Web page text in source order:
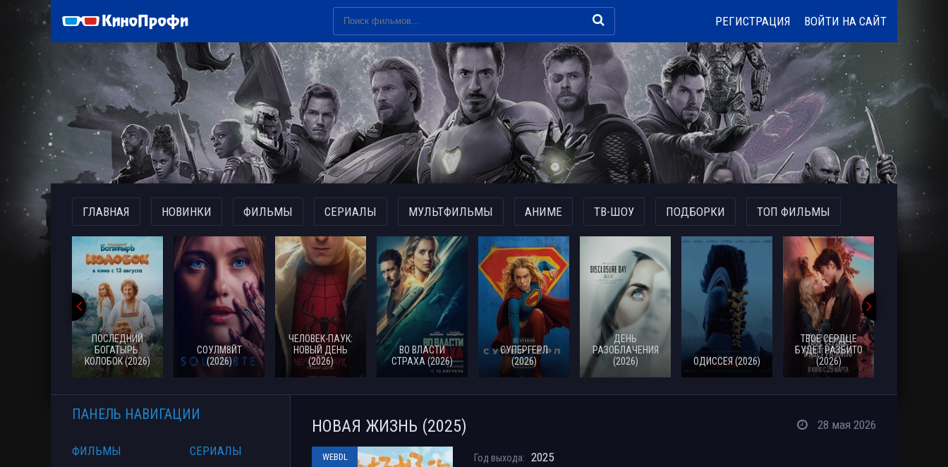
РЕГИСТРАЦИЯ ВОЙТИ НА САЙТ
ГЛАВНАЯ НОВИНКИ ФИЛЬМЫ СЕРИАЛЫ МУЛЬТФИЛЬМЫ АНИМЕ ТВ-ШОУ ПОДБОРКИ ТОП ФИЛЬМЫ
ПОСЛЕДНИЙ
БОГАТЫРЬ.
КОЛОБОК (2026)
СОУЛМ8ЙТ
(2026)
ЧЕЛОВЕК-ПАУК:
НОВЫЙ ДЕНЬ
(2026)
ВО ВЛАСТИ
СТРАХА (2026)
СУПЕРГЕРЛ
(2026)
ДЕНЬ
РАЗОБЛАЧЕНИЯ
(2026)
ОДИССЕЯ (2026)
ТВОЕ СЕРДЦЕ
БУДЕТ РАЗБИТО
(2026)
НОВАЯ ЖИЗНЬ (2025) 28 мая 2026
WEBDL Год выхода: 2025
ПАНЕЛЬ НАВИГАЦИИ
ФИЛЬМЫ СЕРИАЛЫ